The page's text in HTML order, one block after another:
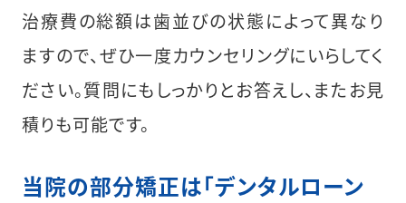
治療費の総額は歯並びの状態によって異なり
ますので、ぜひ一度カウンセリングにいらしてく
ださい。質問にもしっかりとお答えし、またお見
積りも可能です。
当院の部分矯正は「デンタルローン